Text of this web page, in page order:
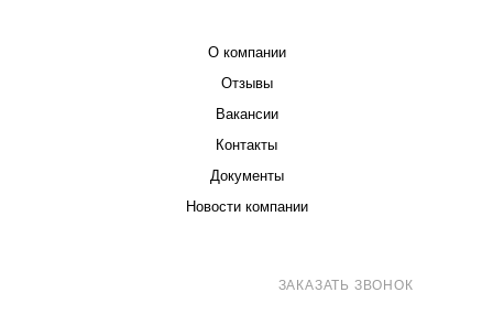
О компании
Отзывы
Вакансии
Контакты
Документы
Новости компании
ЗАКАЗАТЬ ЗВОНОК